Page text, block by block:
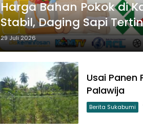
Harga Bahan Pokok di
Stabil, Daging Sapi
Rp47 Ribu
29 Juli 2026
Usai Panen
Palawija
Berita Sukabumi